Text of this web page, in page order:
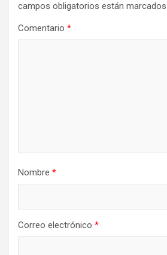
campos obligatorios están
Comentario *
Nombre *
Correo electrónico *